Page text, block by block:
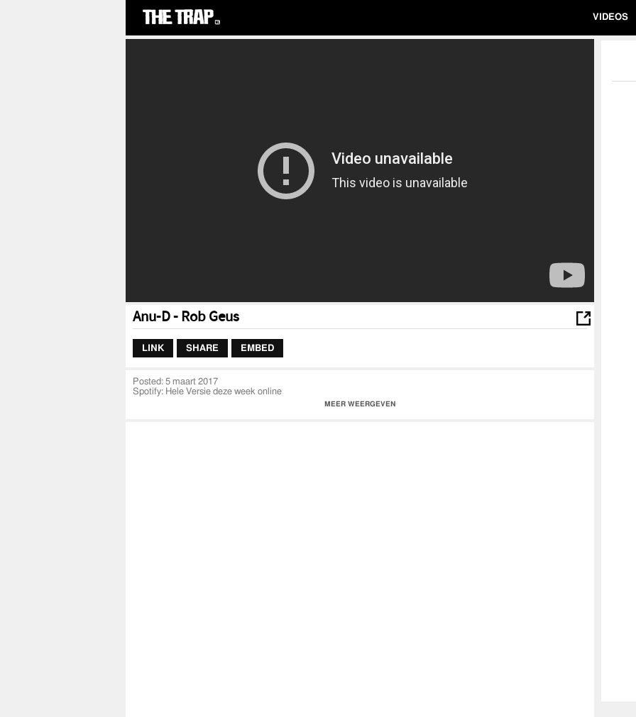
VIDEOS
Anu-D - Rob Geus
LINK SHARE EMBED
Posted: 5 maart 2017
Spotify: Hele Versie deze week online
MEER WEERGEVEN